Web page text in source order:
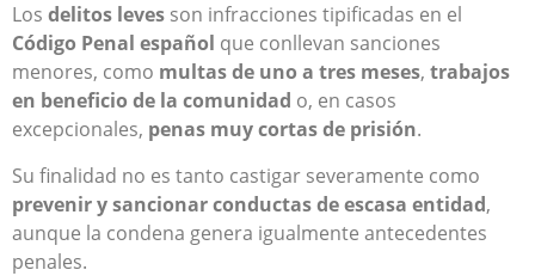
Los delitos leves son infracciones tipificadas en el
Código Penal español que conllevan sanciones
menores, como multas de uno a tres meses, trabajos
en beneficio de la comunidad o, en casos
excepcionales, penas muy cortas de prisión.
Su finalidad no es tanto castigar severamente como
prevenir y sancionar conductas de escasa entidad,
aunque la condena genera igualmente antecedentes
penales.